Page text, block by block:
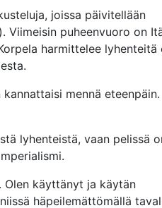
joissa päivitellään
Viimeisin puheenvuoro on
harmittelee lyhenteitä
mennä eteenpäin.
lyhenteistä, vaan pelissä
Olen käyttänyt ja käytän
häpeilemättömällä